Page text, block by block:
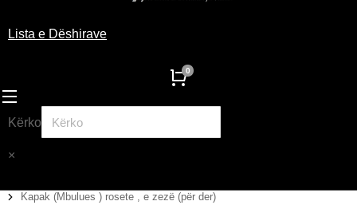
Lista e Dëshirave
Kërko
×
You are here:
Kapak (Mbulues ) rosete , e zezë (për der)